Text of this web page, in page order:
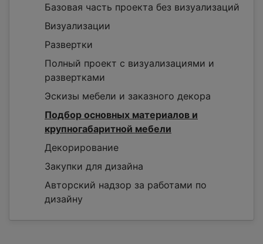
Базовая часть проекта без визуализаций
Визуализации
Развертки
Полный проект с визуализациями и
развертками
Эскизы мебели и заказного декора
Подбор основных материалов и
крупногабаритной мебели
Декорирование
Закупки для дизайна
Авторский надзор за работами по
дизайну